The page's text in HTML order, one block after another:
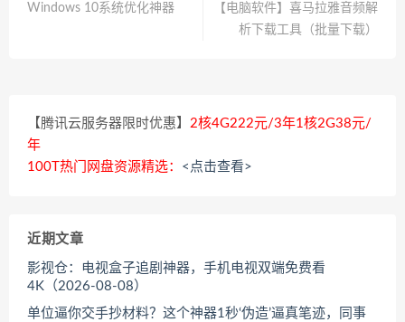
Windows 10系统优化神器
【电脑软件】喜马拉雅音频解
析下载工具（批量下载）
【腾讯云服务器限时优惠】 2核4G222元/3年1核2G38元/
年
100T热门网盘资源精选： <点击查看>
近期文章
影视仓：电视盒子追剧神器，手机电视双端免费看
4K（2026-08-08）
单位逼你交手抄材料？这个神器1秒‘伪造’逼真笔迹，同事